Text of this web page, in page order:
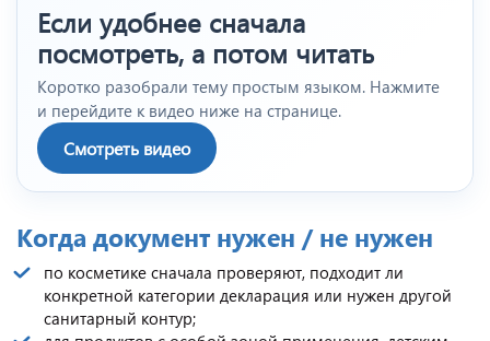
Если удобнее сначала
посмотреть, а потом читать
Коротко разобрали тему простым языком. Нажмите
и перейдите к видео ниже на странице.
Смотреть видео
Когда документ нужен / не нужен
по косметике сначала проверяют, подходит ли
конкретной категории декларация или нужен другой
санитарный контур;